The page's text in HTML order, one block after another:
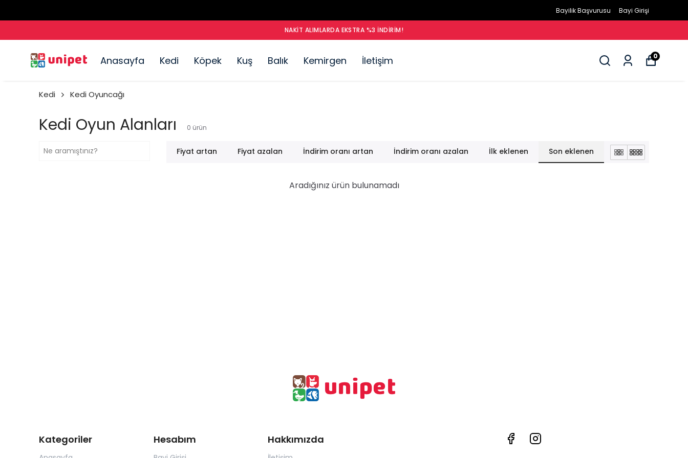
Bayilik Başvurusu Bayi Girişi
NAKIT ALIMLARDA EKSTRA %3 İNDIRIM!
Anasayfa Kedi Köpek Kuş Balık Kemirgen İletişim 0
Kedi Kedi Oyuncağı
Kedi Oyun Alanları 0 ürün
Fiyat artan Fiyat azalan İndirim oranı artan İndirim oranı azalan İlk eklenen Son eklenen
Aradığınız ürün bulunamadı
Kategoriler Hesabım Hakkımızda